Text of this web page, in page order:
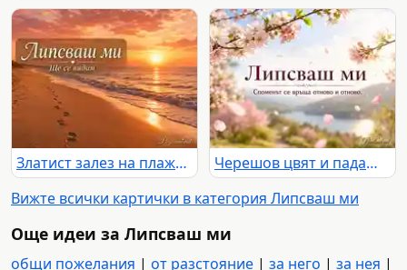
Златист залез на плажа със следи в пясъка и надпис „Липсваш ми“ и „Ще се видим“
Черешов цвят и падащи листенца над езеро и планини с надпис „Липсваш ми“ и „Споменът се връща отново и отново.“
Вижте всички картички в категория Липсваш ми
Още идеи за Липсваш ми
общи пожелания | от разстояние | за него | за нея |